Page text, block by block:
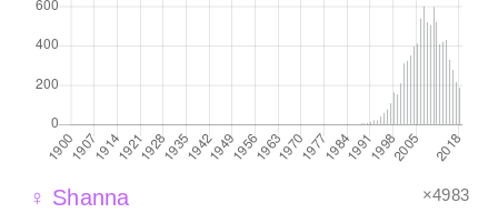
♀ Shanna ×4983